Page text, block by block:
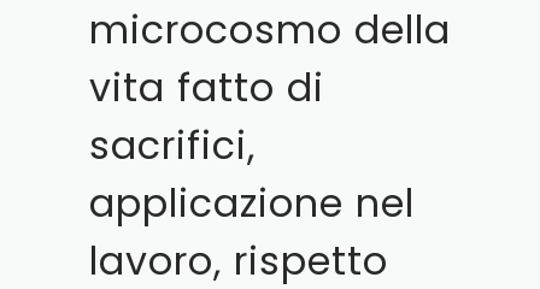
microcosmo della
vita fatto di
sacrifici,
applicazione nel
lavoro, rispetto